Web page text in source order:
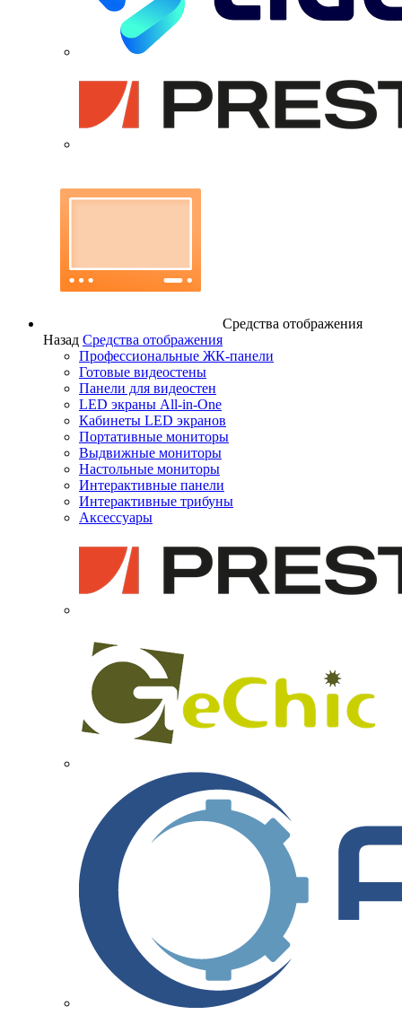
Средства отображения
Назад Средства отображения
Профессиональные ЖК-панели
Готовые видеостены
Панели для видеостен
LED экраны All-in-One
Кабинеты LED экранов
Портативные мониторы
Выдвижные мониторы
Настольные мониторы
Интерактивные панели
Интерактивные трибуны
Аксессуары